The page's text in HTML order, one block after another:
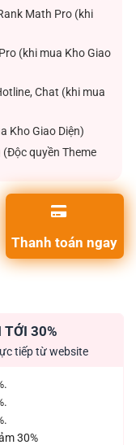
Math Pro (khi
(khi mua Kho Giao
Chat (khi mua
Kho Giao Diện)
quyền Theme
Thanh toán ngay
TỚI 30%
tiếp từ website
30%